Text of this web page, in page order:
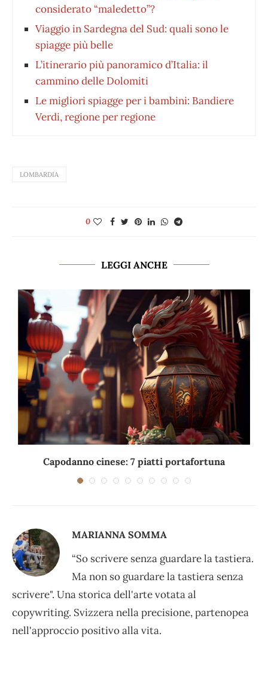
considerato “maledetto”?
Viaggio in Sardegna del Sud: quali sono le
spiagge più belle
L’itinerario più panoramico d’Italia: il
cammino delle Dolomiti
Le migliori spiagge per i bambini: Bandiere
Verdi, regione per regione
LOMBARDIA
0
LEGGI ANCHE
Capodanno cinese: 7 piatti portafortuna
MARIANNA SOMMA
“So scrivere senza guardare la tastiera.
Ma non so guardare la tastiera senza
scrivere". Una storica dell'arte votata al
copywriting. Svizzera nella precisione, partenopea
nell'approccio positivo alla vita.